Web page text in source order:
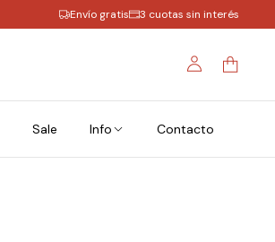
Envío gratis 3 cuotas sin interés
Sale Info Contacto